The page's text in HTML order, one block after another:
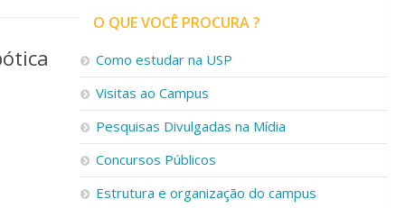
O QUE VOCÊ PROCURA ?
Como estudar na USP
Visitas ao Campus
Pesquisas Divulgadas na Mídia
Concursos Públicos
Estrutura e organização do campus